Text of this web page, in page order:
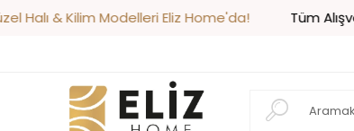
Modelleri Eliz Home'da! Tüm